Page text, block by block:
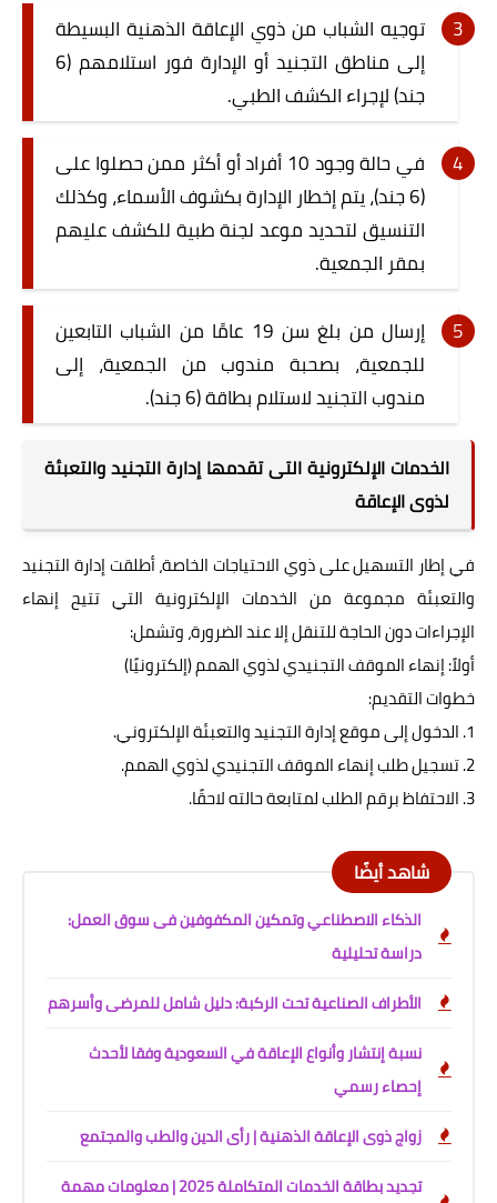
توجيه الشباب من ذوي الإعاقة الذهنية البسيطة
إلى مناطق التجنيد أو الإدارة فور استلامهم (6
جند) لإجراء الكشف الطبي.
في حالة وجود 10 أفراد أو أكثر ممن حصلوا على
(6 جند)، يتم إخطار الإدارة بكشوف الأسماء، وكذلك
التنسيق لتحديد موعد لجنة طبية للكشف عليهم
بمقر الجمعية.
إرسال من بلغ سن 19 عامًا من الشباب التابعين
للجمعية، بصحبة مندوب من الجمعية، إلى
مندوب التجنيد لاستلام بطاقة (6 جند).
الخدمات الإلكترونية التى تقدمها إدارة التجنيد والتعبئة
لذوى الإعاقة
في إطار التسهيل على ذوي الاحتياجات الخاصة، أطلقت إدارة التجنيد
والتعبئة مجموعة من الخدمات الإلكترونية التي تتيح إنهاء
الإجراءات دون الحاجة للتنقل إلا عند الضرورة، وتشمل:
أولاً: إنهاء الموقف التجنيدي لذوي الهمم (إلكترونيًا)
خطوات التقديم:
شاهد أيضًا
الذكاء الاصطناعي وتمكين المكفوفين فى سوق العمل:
دراسة تحليلية
الأطراف الصناعية تحت الركبة: دليل شامل للمرضى وأسرهم
نسبة إنتشار وأنواع الإعاقة في السعودية وفقا لأحدث
إحصاء رسمي
زواج ذوى الإعاقة الذهنية | رأى الدين والطب والمجتمع
تجديد بطاقة الخدمات المتكاملة 2025 | معلومات مهمة